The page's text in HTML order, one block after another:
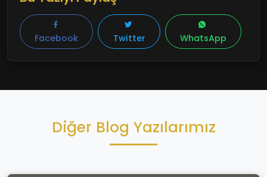
değerlendirebilirsiniz.
Facebook Twitter WhatsApp
Diğer Blog Yazılarımız